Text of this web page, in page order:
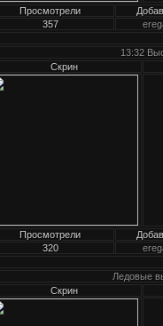
Просмотрели
357
13:32
Скрин
Просмотрели
320
Ледовые
Скрин